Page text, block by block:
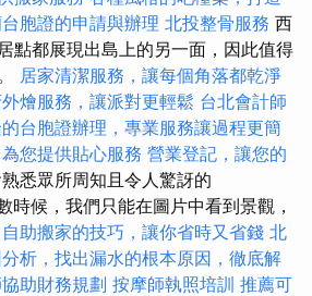
胞證的申請與辦理 北投整骨服務 西
點都展現出島上的另一面，因此值得
居家清潔服務，讓每個角落都乾淨
燴服務，讓派對更輕鬆 台北會計師
台胞證辦理，專業服務讓過程更簡
您提供貼心服務 營業登記，讓您的
悉眾所周知且令人驚訝的
候，我們只能在圖片中看到景觀，
自助搬家的技巧，讓你省時又省錢 北
析，找出漏水的根本原因，徹底解
助財務規劃 按摩師執照培訓 推薦可